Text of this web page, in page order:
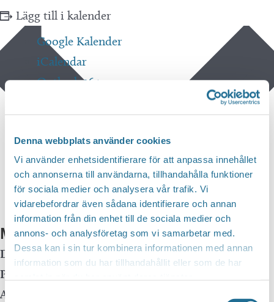
Denna webbplats använder cookies
Vi använder enhetsidentifierare för att anpassa innehållet
och annonserna till användarna, tillhandahålla funktioner
för sociala medier och analysera vår trafik. Vi
vidarebefordrar även sådana identifierare och annan
information från din enhet till de sociala medier och
annons- och analysföretag som vi samarbetar med.
Dessa kan i sin tur kombinera informationen med annan
information som du har tillhandahållit eller som de har
Samtyckesval
Lägg till i kalender
Google Kalender
iCalendar
Outlook 365
Mer info
Datum: 9 mars, 2024 kl 14:00
Plats:
Adress: